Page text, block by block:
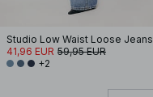
Studio Low Waist Loose Jeans
41,96 EUR 59,95 EUR
+2